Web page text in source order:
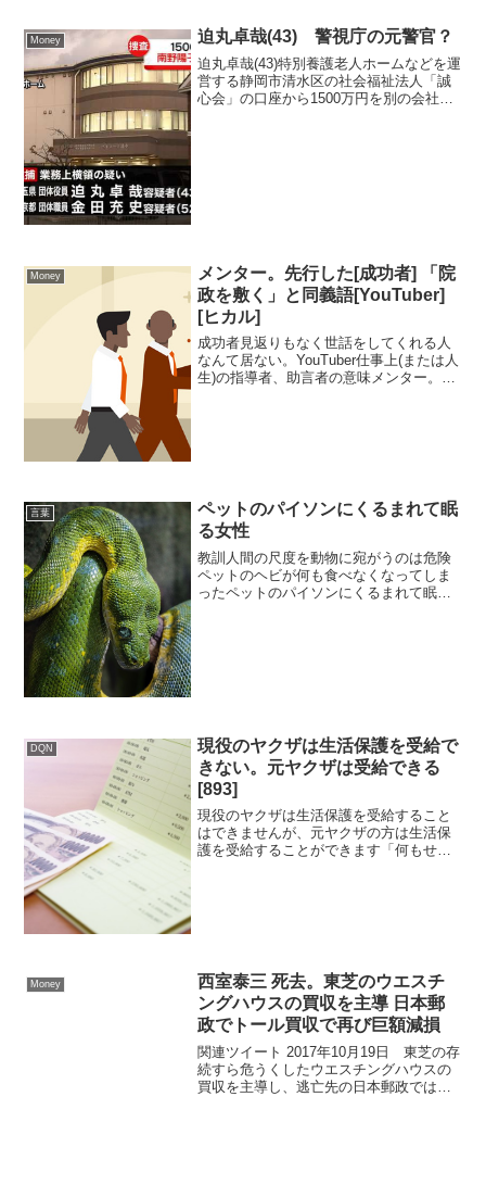
Money 迫丸卓哉(43) 警視庁の元警官？
迫丸卓哉(43)特別養護老人ホームなどを運
営する静岡市清水区の社会福祉法人「誠
心会」の口座から1500万円を別の会社の
Money
メンター。先行した[成功者] 「院
政を敷く」と同義語[YouTuber]
[ヒカル]
成功者見返りもなく世話をしてくれる人
なんて居ない。YouTuber仕事上(または人
生)の指導者、助言者の意味メンター。例
言葉
ペットのパイソンにくるまれて眠
る女性
教訓人間の尺度を動物に宛がうのは危険
ペットのヘビが何も食べなくなってしま
ったペットのパイソンにくるまれて眠る
DQN
現役のヤクザは生活保護を受給で
きない。元ヤクザは受給できる
[893]
現役のヤクザは生活保護を受給すること
はできませんが、元ヤクザの方は生活保
護を受給することができます「何もせず
Money
西室泰三 死去。東芝のウエスチ
ングハウスの買収を主導 日本郵
政でトール買収で再び巨額減損
関連ツイート 2017年10月19日 東芝の存
続すら危うくしたウエスチングハウスの
買収を主導し、逃亡先の日本郵政ではト